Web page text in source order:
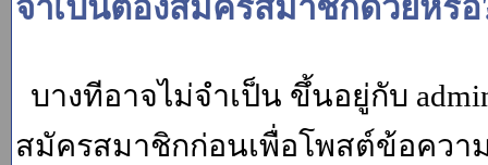
จำเป็นต้องสมัครสมาชิกด้วยหรือ
บางทีอาจไม่จำเป็น ขึ้นอยู่กับ
สมัครสมาชิกก่อนเพื่อโพสต์ข้อควา